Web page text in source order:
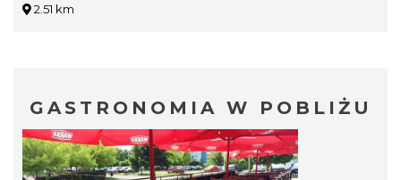
2.51 km
GASTRONOMIA W POBLIŻU